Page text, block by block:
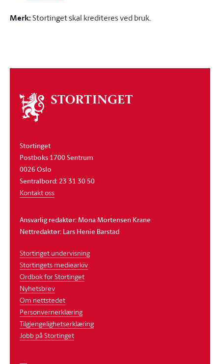
Merk:Stortinget skal krediteres ved bruk.
Om
stortinget
Stortinget
Postboks 1700 Sentrum
0026 Oslo
Sentralbord: 23 31 30 50
Kontakt oss
Ansvarlig redaktør: Mona Mortensen Krane
Nettredaktør: Lars Henie Barstad
Stortinget undervisning
Stortingets mediearkiv
Ordbok for Stortinget
Nyhetsbrev
Om nettstedet
Personvernerklæring
Tilgjengelighetserklæring
Jobb på Stortinget